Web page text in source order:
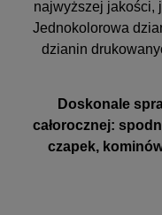
najwyższej jakości,
Jednokolorowa
dzianin
Doskonale
całorocznej:
czapek,